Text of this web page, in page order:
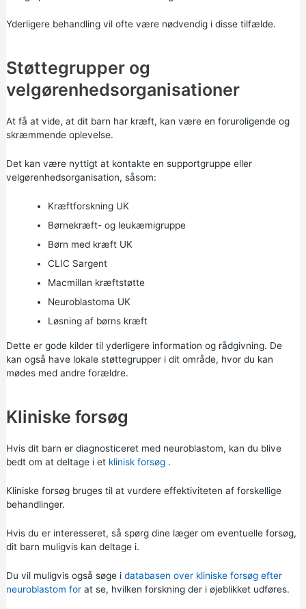
Yderligere behandling vil ofte være nødvendig i disse tilfælde.
Støttegrupper og
velgørenhedsorganisationer
At få at vide, at dit barn har kræft, kan være en foruroligende og
skræmmende oplevelse.
Det kan være nyttigt at kontakte en supportgruppe eller
velgørenhedsorganisation, såsom:
Kræftforskning UK
Børnekræft- og leukæmigruppe
Børn med kræft UK
CLIC Sargent
Macmillan kræftstøtte
Neuroblastoma UK
Løsning af børns kræft
Dette er gode kilder til yderligere information og rådgivning. De
kan også have lokale støttegrupper i dit område, hvor du kan
mødes med andre forældre.
Kliniske forsøg
Hvis dit barn er diagnosticeret med neuroblastom, kan du blive
bedt om at deltage i et klinisk forsøg.
Kliniske forsøg bruges til at vurdere effektiviteten af forskellige
behandlinger.
Hvis du er interesseret, så spørg dine læger om eventuelle forsøg,
dit barn muligvis kan deltage i.
Du vil muligvis også søge i databasen over kliniske forsøg efter
neuroblastom forat se, hvilken forskning der i øjeblikket udføres.